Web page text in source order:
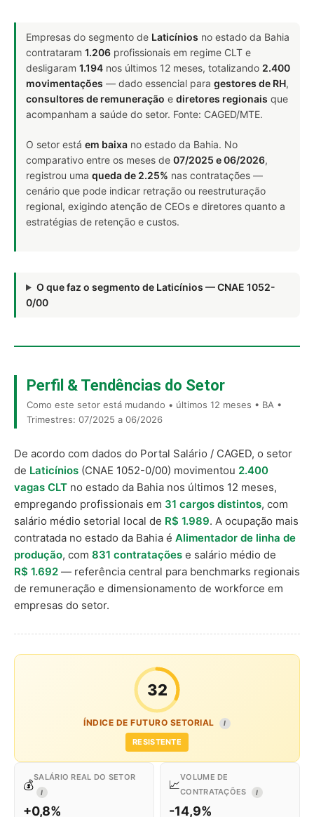
Empresas do segmento de Laticínios no estado da Bahia
contrataram 1.206 profissionais em regime CLT e
desligaram 1.194 nos últimos 12 meses, totalizando 2.400
movimentações — dado essencial para gestores de RH,
consultores de remuneração e diretores regionais que
acompanham a saúde do setor. Fonte: CAGED/MTE.
O setor está em baixa no estado da Bahia. No
comparativo entre os meses de 07/2025 e 06/2026,
registrou uma queda de 2.25% nas contratações —
cenário que pode indicar retração ou reestruturação
regional, exigindo atenção de CEOs e diretores quanto a
estratégias de retenção e custos.
O que faz o segmento de Laticínios — CNAE 1052-
0/00
Perfil & Tendências do Setor
Como este setor está mudando • últimos 12 meses • BA •
Trimestres: 07/2025 a 06/2026
De acordo com dados do Portal Salário / CAGED, o setor
de Laticínios (CNAE 1052-0/00) movimentou 2.400
vagas CLT no estado da Bahia nos últimos 12 meses,
empregando profissionais em 31 cargos distintos, com
salário médio setorial local de R$ 1.989. A ocupação mais
contratada no estado da Bahia é Alimentador de linha de
produção, com 831 contratações e salário médio de
R$ 1.692 — referência central para benchmarks regionais
de remuneração e dimensionamento de workforce em
empresas do setor.
32
ÍNDICE DE FUTURO SETORIAL I
RESISTENTE
💰
SALÁRIO REAL DO SETOR
I
+0,8%
📈
VOLUME DE
CONTRATAÇÕES
I
-14,9%